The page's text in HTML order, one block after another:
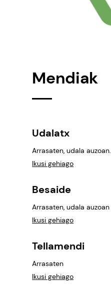
Mendiak
Udalatx
Arrasaten, udala auzoan.
Ikusi gehiago
Besaide
Arrasaten, udala auzoan
Ikusi gehiago
Tellamendi
Arrasaten
Ikusi gehiago